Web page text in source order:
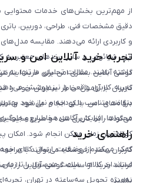
از مهم‌ترین بخش‌های خدمات محتوایی
دقیق مشخصات فنی، طراحی، دوربین،
و کاربردی ارائه می‌دهند. مقایسه
اپل، شیائومی و سایر برندهای معتبر به
داشته باشند. مقالات تحلیلی ما تنها
تجربه کاربری واقعی را نیز پوشش
بتوانند متناسب با بودجه و نیاز خود
محتواها، افزایش آگاهی مخاطبان و
تجربه خرید آنلاین امن و
گوشی آنلاین بستری امن برای خرید
کاربران با آرامش خاطر سفارش خود را
درگاه‌های امن بانکی انجام می‌شود و
می‌گردد. رابط کاربری ساده و سریع سایت
کوتاه‌ترین زمان ممکن انجام شود. امکان
کمک می‌کند از وضعیت ارسال کالای
استاندارد کالاها، سلامت محصول را تا
به‌ویژه تحویل سه‌ساعته در تهران،
راهنمای خرید
کاربران محترم فروشگاه می‌توانند با
فرایند خرید از سایت گوشی آنلاین را
نمایند.